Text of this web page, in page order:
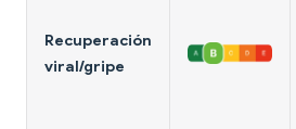
Recuperación
viral/gripe